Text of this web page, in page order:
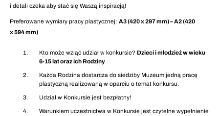
i detali czeka aby stać się Waszą inspiracją!
Preferowane wymiary pracy plastycznej: A3 (420 x 297 mm) – A2 (420
x 594 mm)
Kto może wziąć udział w konkursie? Dzieci i młodzież w wieku
6-15 lat oraz ich Rodziny
Każda Rodzina dostarcza do siedziby Muzeum jedną pracę
plastyczną realizowaną w oparciu o temat konkursu.
Udział w Konkursie jest bezpłatny!
Warunkiem uczestnictwa w Konkursie jest czytelne wypełnienie